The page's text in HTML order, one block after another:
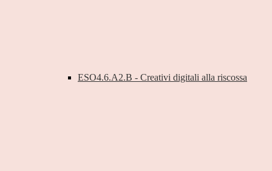
ESO4.6.A2.B - Creativi digitali alla riscossa